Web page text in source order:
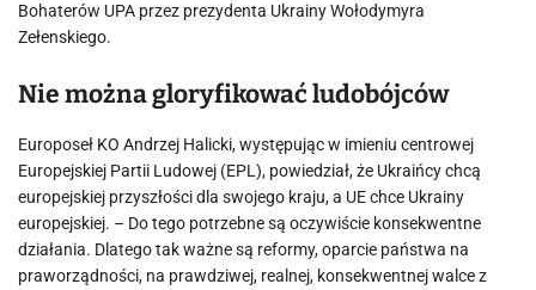
Bohaterów UPA przez prezydenta Ukrainy Wołodymyra
Zełenskiego.
Nie można gloryfikować ludobójców
Europoseł KO Andrzej Halicki, występując w imieniu centrowej
Europejskiej Partii Ludowej (EPL), powiedział, że Ukraińcy chcą
europejskiej przyszłości dla swojego kraju, a UE chce Ukrainy
europejskiej. – Do tego potrzebne są oczywiście konsekwentne
działania. Dlatego tak ważne są reformy, oparcie państwa na
praworządności, na prawdziwej, realnej, konsekwentnej walce z